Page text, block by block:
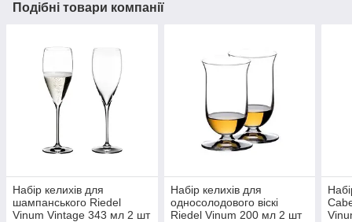
Подібні товари компанії
Набір келихів для
шампанського Riedel
Vinum Vintage 343 мл 2 шт
Набір келихів для
односолодового віскі
Riedel Vinum 200 мл 2 шт